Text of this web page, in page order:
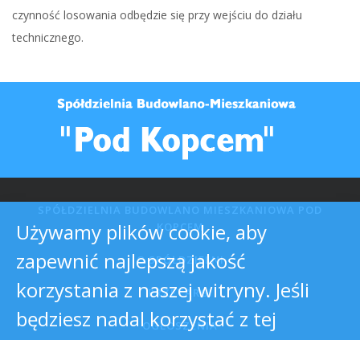
czynność losowania odbędzie się przy wejściu do działu
technicznego.
KOPCEM
O SPÓŁDZIELNI
PRZETARGI
OGŁOSZENIA
Używamy plików cookie, aby
zapewnić najlepszą jakość
korzystania z naszej witryny. Jeśli
będziesz nadal korzystać z tej